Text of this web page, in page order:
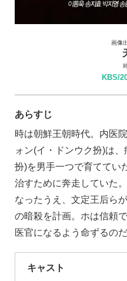
画像
KBS/
あらすじ
時は朝鮮王朝時代。内医
ォン(イ・ドンウク扮)は
扮)を男手一つで育ててい
治すために奔走していた
なったうえ、文定王后ら
の暗殺を計画。ホは信頼
医官になるよう命ずるのだ
キャスト